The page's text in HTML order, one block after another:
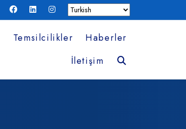
Temsilcilikler
Haberler
İletişim